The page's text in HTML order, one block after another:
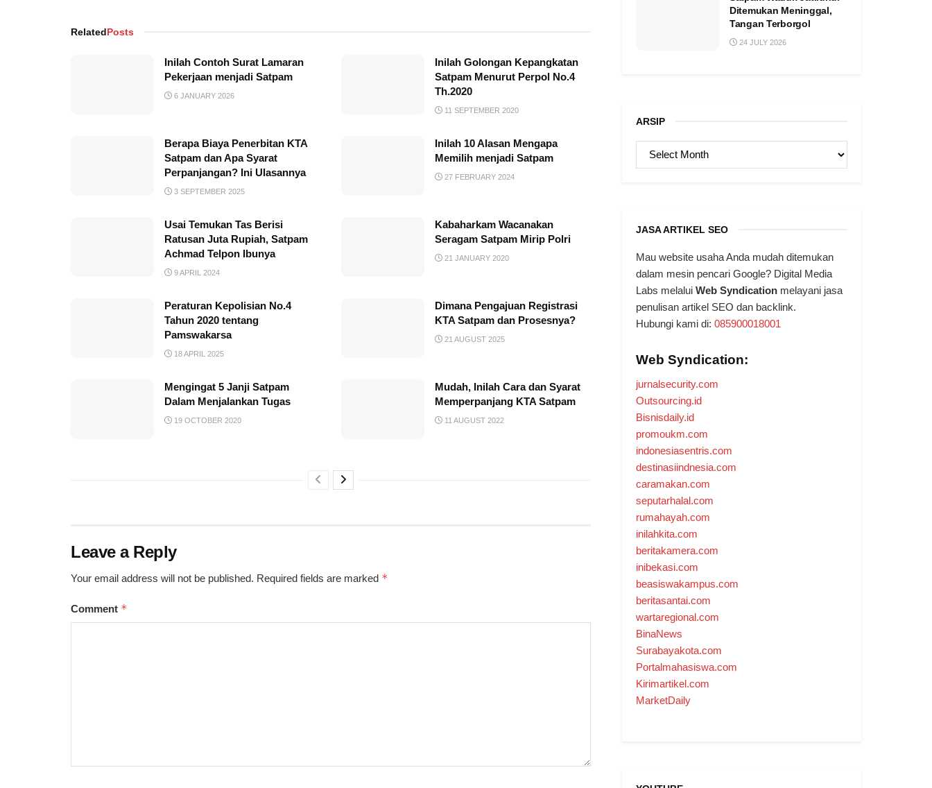
RelatedPosts
Inilah Contoh Surat Lamaran
Pekerjaan menjadi Satpam
6 JANUARY 2026
Inilah Golongan Kepangkatan
Satpam Menurut Perpol No.4
Th.2020
11 SEPTEMBER 2020
Berapa Biaya Penerbitan KTA
Satpam dan Apa Syarat
Perpanjangan? Ini Ulasannya
3 SEPTEMBER 2025
Inilah 10 Alasan Mengapa
Memilih menjadi Satpam
27 FEBRUARY 2024
Usai Temukan Tas Berisi
Ratusan Juta Rupiah, Satpam
Achmad Telpon Ibunya
9 APRIL 2024
Kabaharkam Wacanakan
Seragam Satpam Mirip Polri
21 JANUARY 2020
Peraturan Kepolisian No.4
Tahun 2020 tentang
Pamswakarsa
18 APRIL 2025
Dimana Pengajuan Registrasi
KTA Satpam dan Prosesnya?
21 AUGUST 2025
Mengingat 5 Janji Satpam
Dalam Menjalankan Tugas
19 OCTOBER 2020
Mudah, Inilah Cara dan Syarat
Memperpanjang KTA Satpam
11 AUGUST 2022
Leave a Reply
Your email address will not be published. Required fields are marked *
Comment *
Ditemukan Meninggal,
Tangan Terborgol
24 JULY 2026
ARSIP
ARSIP
JASA ARTIKEL SEO
Mau website usaha Anda mudah ditemukan
dalam mesin pencari Google? Digital Media
Labs melalui Web Syndication melayani jasa
penulisan artikel SEO dan backlink.
Hubungi kami di: 085900018001
Web Syndication:
jurnalsecurity.com
Outsourcing.id
Bisnisdaily.id
promoukm.com
indonesiasentris.com
destinasiindnesia.com
caramakan.com
seputarhalal.com
rumahayah.com
inilahkita.com
beritakamera.com
inibekasi.com
beasiswakampus.com
beritasantai.com
wartaregional.com
BinaNews
Surabayakota.com
Portalmahasiswa.com
Kirimartikel.com
MarketDaily